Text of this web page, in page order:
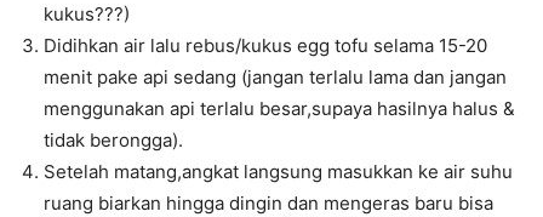
kukus???)
Didihkan air lalu rebus/kukus egg tofu selama 15-20
menit pake api sedang (jangan terlalu lama dan jangan
menggunakan api terlalu besar,supaya hasilnya halus &
tidak berongga).
Setelah matang,angkat langsung masukkan ke air suhu
ruang biarkan hingga dingin dan mengeras baru bisa